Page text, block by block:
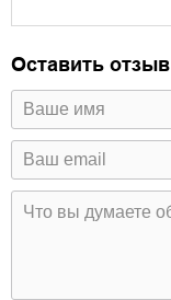
Оставить отзыв